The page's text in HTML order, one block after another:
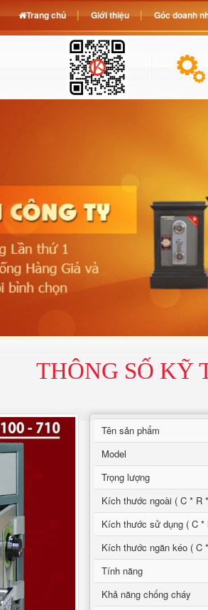
THÔNG SỐ KỸ
Tên sản phẩm
Model
Trọng lượng
Kích thước ngoài ( C * R
Kích thước sử dụng ( C *
Kích thước ngăn kéo ( C
Tính năng
Khả năng chống cháy
Trang chủ Giới thiệu Góc doanh